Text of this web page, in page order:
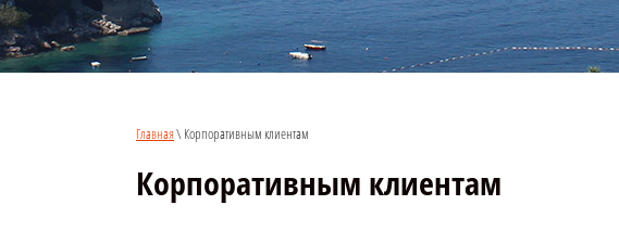
Главная\ Корпоративным клиентам
Корпоративным клиентам